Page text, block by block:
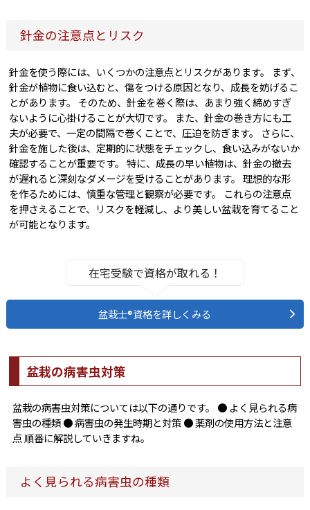
針金の注意点とリスク
針金を使う際には、いくつかの注意点とリスクがあります。 まず、
針金が植物に食い込むと、傷をつける原因となり、成長を妨げるこ
とがあります。 そのため、針金を巻く際は、あまり強く締めすぎ
ないように心掛けることが大切です。 また、針金の巻き方にも工
夫が必要で、一定の間隔で巻くことで、圧迫を防ぎます。 さらに、
針金を施した後は、定期的に状態をチェックし、食い込みがないか
確認することが重要です。 特に、成長の早い植物は、針金の撤去
が遅れると深刻なダメージを受けることがあります。 理想的な形
を作るためには、慎重な管理と観察が必要です。 これらの注意点
を押さえることで、リスクを軽減し、より美しい盆栽を育てること
が可能となります。
在宅受験で資格が取れる！
盆栽士®資格を詳しくみる
盆栽の病害虫対策
盆栽の病害虫対策については以下の通りです。 ● よく見られる病
害虫の種類 ● 病害虫の発生時期と対策 ● 薬剤の使用方法と注意
点 順番に解説していきますね。
よく見られる病害虫の種類